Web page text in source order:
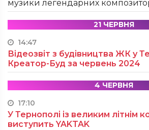
музики легендарних
21 ЧЕРВНЯ
14:47
Відеозвіт з будівництва ЖК у
Креатор-Буд за червень 2024
4 ЧЕРВНЯ
17:10
У Тернополі із великим літнім
виступить YAKTAK